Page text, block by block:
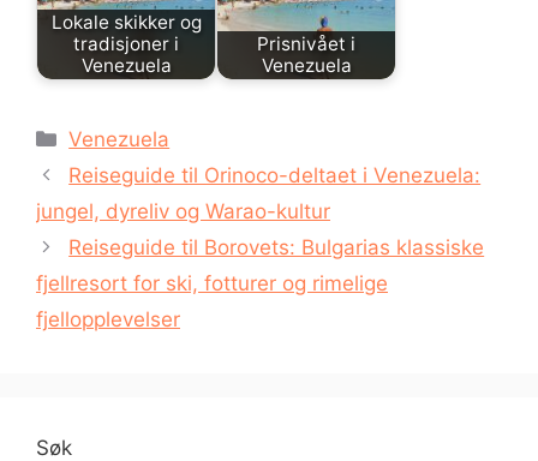
Lokale skikker og
tradisjoner i
Venezuela
Prisnivået i
Venezuela
Kategorier
Venezuela
Reiseguide til Orinoco-deltaet i Venezuela:
jungel, dyreliv og Warao-kultur
Reiseguide til Borovets: Bulgarias klassiske
fjellresort for ski, fotturer og rimelige
fjellopplevelser
Søk